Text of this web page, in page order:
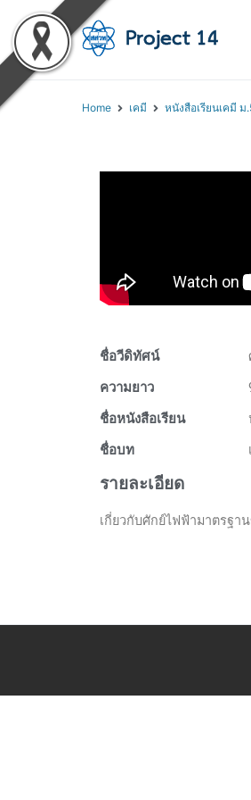
Home เคมี หนังสือเรียนเคมี ม
ชื่อวีดิทัศน์
ความยาว
ชื่อหนังสือเรียน
ชื่อบท
รายละเอียด
เกี่ยวกับศักย์ไฟฟ้ามาตรฐา